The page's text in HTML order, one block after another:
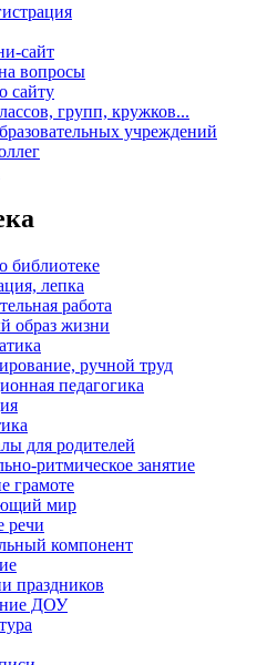
сайт
вопросы
сайту
групп, кружков...
учреждений
библиотеке
лепка
работа
образ жизни
ручной труд
педагогика
для родителей
ритмическое занятие
грамоте
мир
речи
компонент
праздников
ДОУ